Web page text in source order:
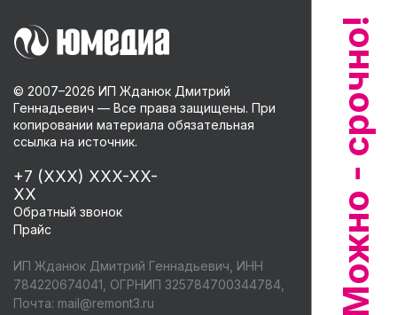
© 2007–2026 ИП Жданюк Дмитрий
Геннадьевич — Все права защищены. При
копировании материала обязательная
ссылка на источник.
+7 (XXX) XXX-XX-
XX
Обратный звонок
Прайс
ИП Жданюк Дмитрий Геннадьевич, ИНН
784220674041, ОГРНИП 325784700344784,
Почта: mail@remont3.ru